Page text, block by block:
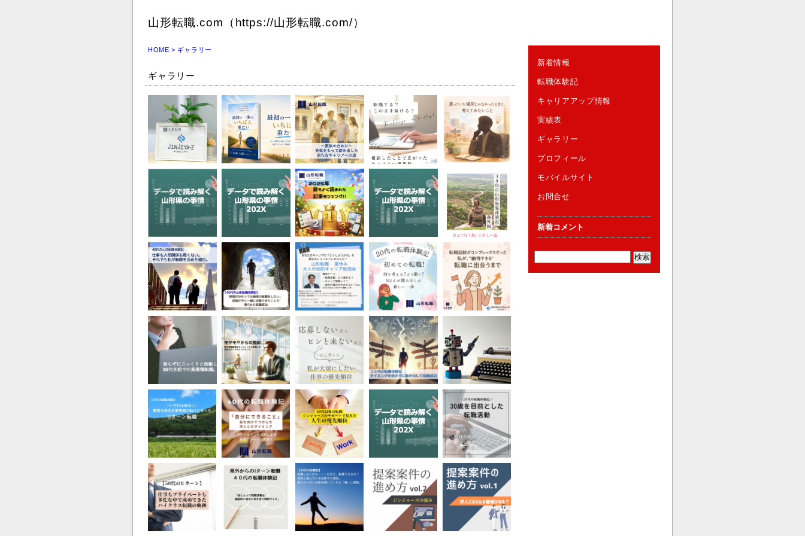
山形転職.com（https://山形転職.com/）
HOME > ギャラリー
ギャラリー
新着情報
転職体験記
キャリアアップ情報
実績表
ギャラリー
プロフィール
モバイルサイト
お問合せ
新着コメント